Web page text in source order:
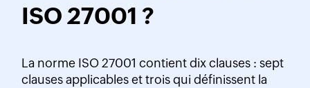
ISO 27001 ?
La norme ISO 27001 contient dix clauses : sept
clauses applicables et trois qui définissent la